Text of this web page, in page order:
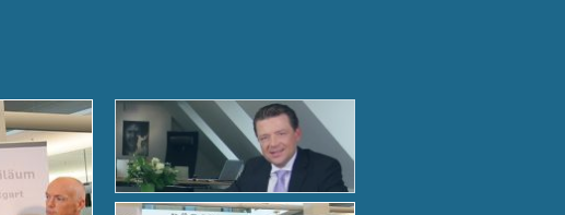
Der Börsensaal bei Nacht